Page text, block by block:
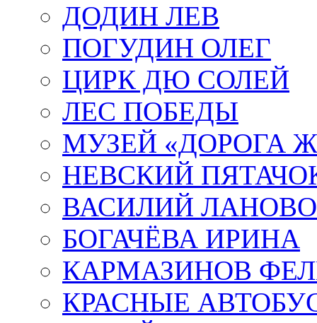
ДОДИН ЛЕВ
ПОГУДИН ОЛЕГ
ЦИРК ДЮ СОЛЕЙ
ЛЕС ПОБЕДЫ
МУЗЕЙ «ДОРОГА
НЕВСКИЙ
ВАСИЛИЙ
БОГАЧЁВА ИРИНА
КАРМАЗИНОВ
КРАСНЫЕ